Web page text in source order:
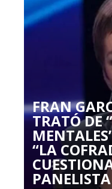
FRAN
TRATÓ DE
“LA
PANELISTA